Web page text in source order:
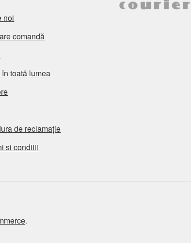
noi
comandă
toată lumea
de reclamație
si conditii
.